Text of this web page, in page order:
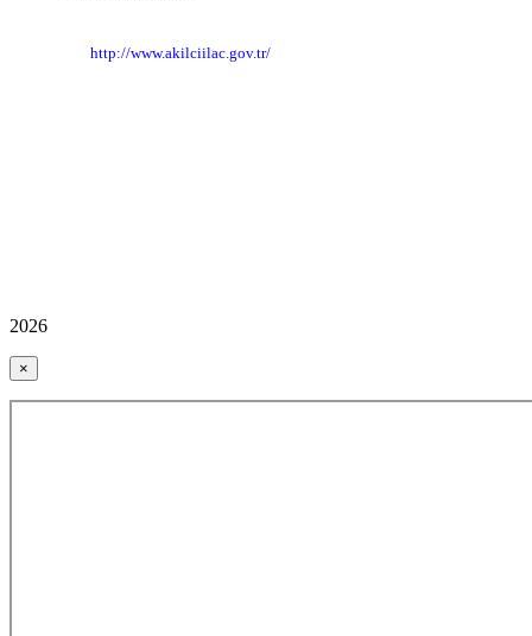
http://www.akilciilac.gov.tr/
2026
×